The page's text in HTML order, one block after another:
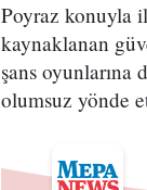
Poyraz konuyla
kaynaklanan
şans oyunlarına
olumsuz yönde